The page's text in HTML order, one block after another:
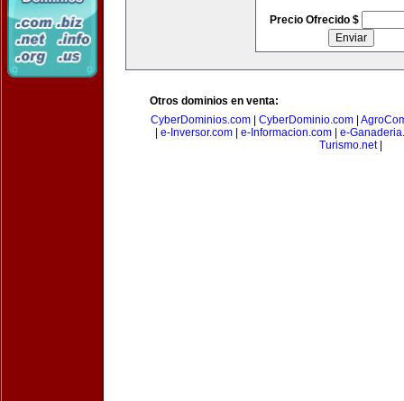
Precio Ofrecido $
Otros dominios en venta:
CyberDominios.com| CyberDominio.com|
e-Inversor.com| e-Informacion.com| e-
Turismo.net|